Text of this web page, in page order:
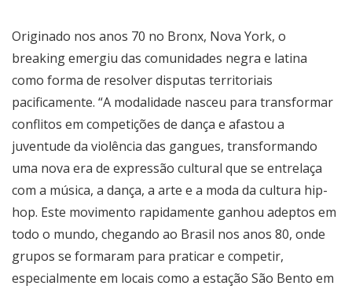
Originado nos anos 70 no Bronx, Nova York, o
breaking emergiu das comunidades negra e latina
como forma de resolver disputas territoriais
pacificamente. “A modalidade nasceu para transformar
conflitos em competições de dança e afastou a
juventude da violência das gangues, transformando
uma nova era de expressão cultural que se entrelaça
com a música, a dança, a arte e a moda da cultura hip-
hop. Este movimento rapidamente ganhou adeptos em
todo o mundo, chegando ao Brasil nos anos 80, onde
grupos se formaram para praticar e competir,
especialmente em locais como a estação São Bento em